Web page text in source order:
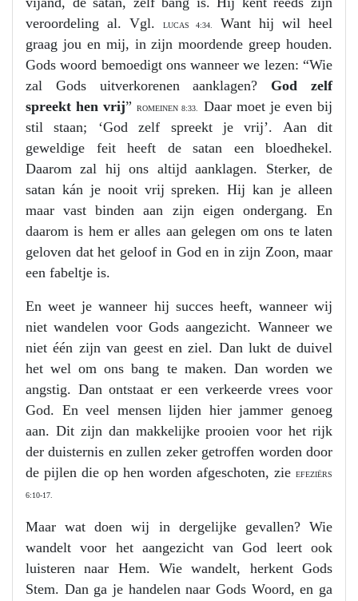
veroordeling al. Vgl.
LUCAS 4:34.
Want hij wil heel
graag jou en mij, in zijn moordende greep houden.
Gods woord bemoedigt ons wanneer we lezen: “Wie
zal Gods uitverkorenen aanklagen? God zelf
spreekt hen vrij”ROMEINEN 8:33.
Daar moet je even bij
stil staan; ‘God zelf spreekt je vrij’. Aan dit
geweldige feit heeft de satan een bloedhekel.
Daarom zal hij ons altijd aanklagen. Sterker, de
satan kán je nooit vrij spreken. Hij kan je alleen
maar vast binden aan zijn eigen ondergang. En
daarom is hem er alles aan gelegen om ons te laten
geloven dat het geloof in God en in zijn Zoon, maar
een fabeltje is.
En weet je wanneer hij succes heeft, wanneer wij
niet wandelen voor Gods aangezicht. Wanneer we
niet één zijn van geest en ziel. Dan lukt de duivel
het wel om ons bang te maken. Dan worden we
angstig. Dan ontstaat er een verkeerde vrees voor
God. En veel mensen lijden hier jammer genoeg
aan. Dit zijn dan makkelijke prooien voor het rijk
der duisternis en zullen zeker getroffen worden door
de pijlen die op hen worden afgeschoten, zie EFEZIËRS
6:10-17.
Maar wat doen wij in dergelijke gevallen? Wie
wandelt voor het aangezicht van God leert ook
luisteren naar Hem. Wie wandelt, herkent Gods
Stem. Dan ga je handelen naar Gods Woord, en ga